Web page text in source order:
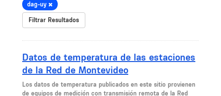
dag-uy
Filtrar Resultados
Datos de temperatura de las estaciones
de la Red de Montevideo
Los datos de temperatura publicados en este sitio provienen
de equipos de medición con transmisión remota de la Red